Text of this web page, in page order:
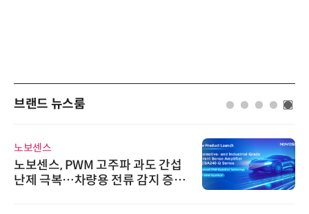
브랜드 뉴스룸
노보센스
노보센스, PWM 고주파 과도 간섭
난제 극복…차량용 전류 감지 증폭